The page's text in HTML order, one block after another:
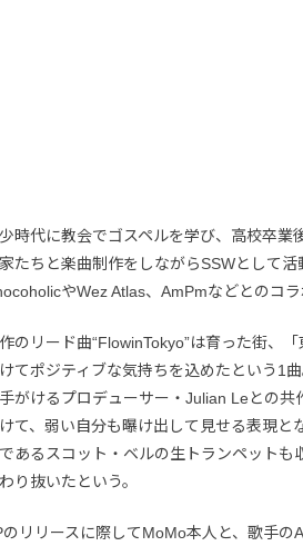
時代に教会でゴスペルを学び、高校卒業
たちと楽曲制作をしながらSSWとして
やWez Atlas、AmPmなどとのコラ
のリード曲“FlowinTokyo”は育った街、
てポジティブな気持ちを込めたという1
がけるプロデューサー・Julian Leとの共
て、弱い自分も曝け出して見せる表現と
あるスコット・ベルの生トランペットも
り抜いたという。
のリリースに際してMoMo本人と、歌手